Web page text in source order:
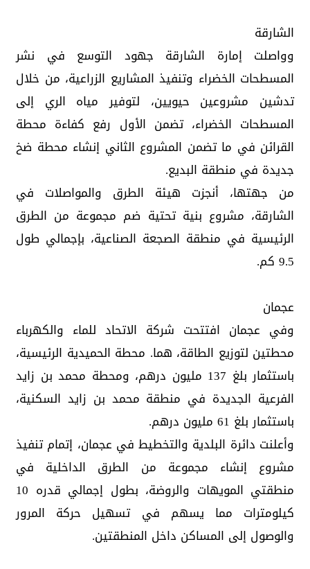
الشارقة
وواصلت إمارة الشارقة جهود التوسع في نشر
المسطحات الخضراء وتنفيذ المشاريع الزراعية، من خلال
تدشين مشروعين حيويين، لتوفير مياه الري إلى
المسطحات الخضراء، تضمن الأول رفع كفاءة محطة
القرائن في ما تضمن المشروع الثاني إنشاء محطة ضخ
جديدة في منطقة البديع.
من جهتها، أنجزت هيئة الطرق والمواصلات في
الشارقة، مشروع بنية تحتية ضم مجموعة من الطرق
الرئيسية في منطقة الصجعة الصناعية، بإجمالي طول
9.5 كم.
عجمان
وفي عجمان افتتحت شركة الاتحاد للماء والكهرباء
محطتين لتوزيع الطاقة، هما. محطة الحميدية الرئيسية،
باستثمار بلغ 137 مليون درهم، ومحطة محمد بن زايد
الفرعية الجديدة في منطقة محمد بن زايد السكنية،
باستثمار بلغ 61 مليون درهم.
وأعلنت دائرة البلدية والتخطيط في عجمان، إتمام تنفيذ
مشروع إنشاء مجموعة من الطرق الداخلية في
منطقتي المويهات والروضة، بطول إجمالي قدره 10
كيلومترات مما يسهم في تسهيل حركة المرور
والوصول إلى المساكن داخل المنطقتين.